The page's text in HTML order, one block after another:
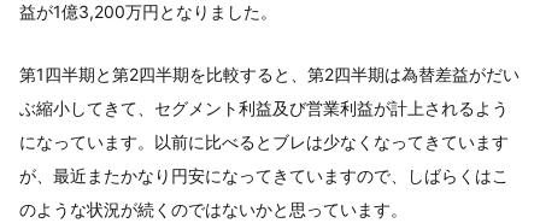
益が1億3,200万円となりました。
第1四半期と第2四半期を比較すると、第2四半期は為替差益がだい
ぶ縮小してきて、セグメント利益及び営業利益が計上されるよう
になっています。以前に比べるとブレは少なくなってきています
が、最近またかなり円安になってきていますので、しばらくはこ
のような状況が続くのではないかと思っています。